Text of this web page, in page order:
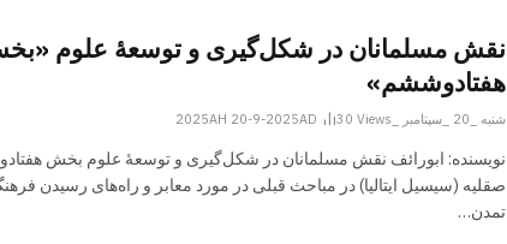
نقش مسلمانان در شکل‌گیری و توسعۀ علوم
هفتادوششم»
شنبه _20 _سپتامبر _2025AH 20-9-2025AD 30Views
نویسنده: ابورائف نقش مسلمانان در شکل‌گیری و توسعۀ علوم بخش
صقلیه (سیسیل ایتالیا) در مباحث قبلی در مورد معابر و راه‌های رسیدن
تمدن…